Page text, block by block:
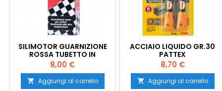
SILIMOTOR GUARNIZIONE
ROSSA TUBETTO IN
ASTUCCIO DA 60 ML
Prezzo
8,00 €
 Aggiungi al carrello
ACCIAIO LIQUIDO GR.30
PATTEX
Prezzo
8,70 €
 Aggiungi al carrello